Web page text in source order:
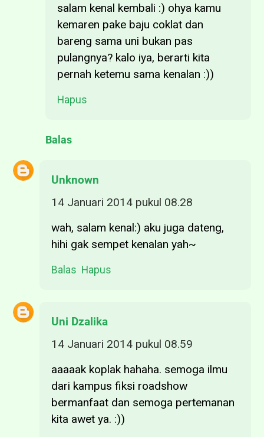
salam kenal kembali :) ohya kamu
kemaren pake baju coklat dan
bareng sama uni bukan pas
pulangnya? kalo iya, berarti kita
pernah ketemu sama kenalan :))
Hapus
Balas
Unknown
14 Januari 2014 pukul 08.28
wah, salam kenal:) aku juga dateng,
hihi gak sempet kenalan yah~
Balas Hapus
Uni Dzalika
14 Januari 2014 pukul 08.59
aaaaak koplak hahaha. semoga ilmu
dari kampus fiksi roadshow
bermanfaat dan semoga pertemanan
kita awet ya. :))